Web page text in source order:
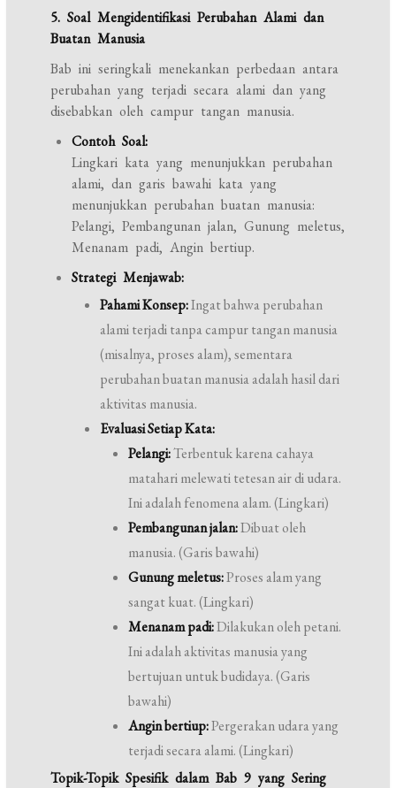
5. Soal Mengidentifikasi Perubahan Alami dan
Buatan Manusia
Bab ini seringkali menekankan perbedaan antara
perubahan yang terjadi secara alami dan yang
disebabkan oleh campur tangan manusia.
Contoh Soal:
Lingkari kata yang menunjukkan perubahan
alami, dan garis bawahi kata yang
menunjukkan perubahan buatan manusia:
Pelangi, Pembangunan jalan, Gunung meletus,
Menanam padi, Angin bertiup.
Strategi Menjawab:
Pahami Konsep:Ingat bahwa perubahan
alami terjadi tanpa campur tangan manusia
(misalnya, proses alam), sementara
perubahan buatan manusia adalah hasil dari
aktivitas manusia.
Evaluasi Setiap Kata:
Pelangi:Terbentuk karena cahaya
matahari melewati tetesan air di udara.
Ini adalah fenomena alam. (Lingkari)
Pembangunan jalan:Dibuat oleh
manusia. (Garis bawahi)
Gunung meletus:Proses alam yang
sangat kuat. (Lingkari)
Menanam padi:Dilakukan oleh petani.
Ini adalah aktivitas manusia yang
bertujuan untuk budidaya. (Garis
bawahi)
Angin bertiup:Pergerakan udara yang
terjadi secara alami. (Lingkari)
Topik-Topik Spesifik dalam Bab 9 yang Sering